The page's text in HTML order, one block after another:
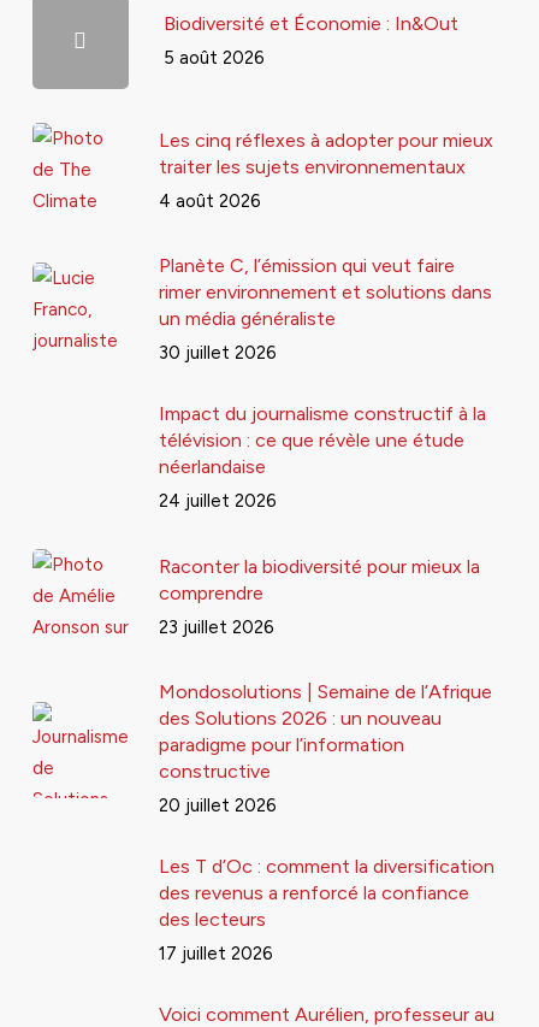
Biodiversité et Économie : In&Out
5 août 2026
Les cinq réflexes à adopter pour mieux
traiter les sujets environnementaux
4 août 2026
Planète C, l’émission qui veut faire
rimer environnement et solutions dans
un média généraliste
30 juillet 2026
Impact du journalisme constructif à la
télévision : ce que révèle une étude
néerlandaise
24 juillet 2026
Raconter la biodiversité pour mieux la
comprendre
23 juillet 2026
Mondosolutions | Semaine de l’Afrique
des Solutions 2026 : un nouveau
paradigme pour l’information
constructive
20 juillet 2026
Les T d’Oc : comment la diversification
des revenus a renforcé la confiance
des lecteurs
17 juillet 2026
Voici comment Aurélien, professeur au